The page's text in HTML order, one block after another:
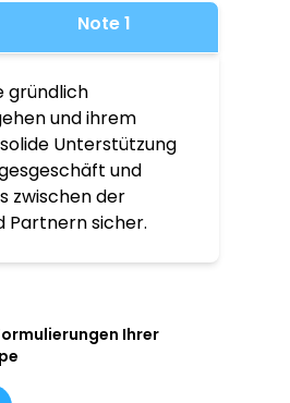
Note 1
gründlich
und ihrem
Unterstützung
und
zwischen der
Partnern sicher.
Ihrer